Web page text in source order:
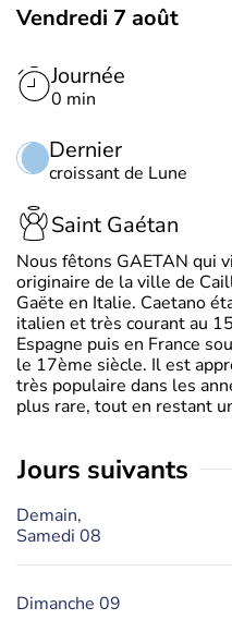
Vendredi 7 août
Journée
0 min
Dernier
croissant de Lune
Saint Gaétan
Nous fêtons GAETAN qui
originaire de la ville de
Gaëte en Italie. Caetano
italien et très courant au
Espagne puis en France
le 17ème siècle. Il est
très populaire dans les
plus rare, tout en restant
jours suivants
Demain,
Samedi 08
Dimanche 09